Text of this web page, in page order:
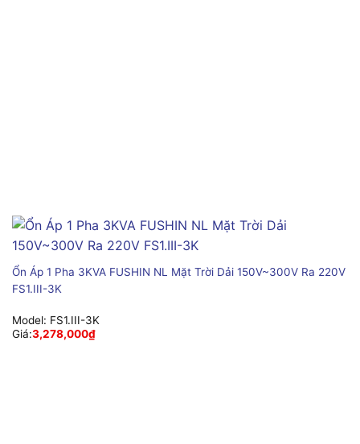
Ổn Áp 1 Pha 3KVA FUSHIN NL Mặt Trời Dải 150V~300V Ra 220V
FS1.III-3K
Model: FS1.III-3K
Giá:3,278,000₫